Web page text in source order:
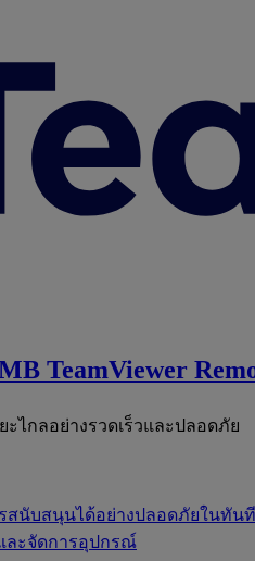
TeamViewer
ไกลอย่างรวดเร็วและปลอดภัย
สนับสนุนได้อย่างปลอดภัยในทันที
ละจัดการอุปกรณ์